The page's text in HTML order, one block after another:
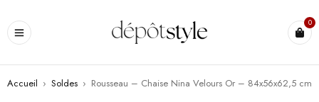
0
Accueil › Soldes › Rousseau – Chaise Nina Velours Or – 84x56x62,5 cm